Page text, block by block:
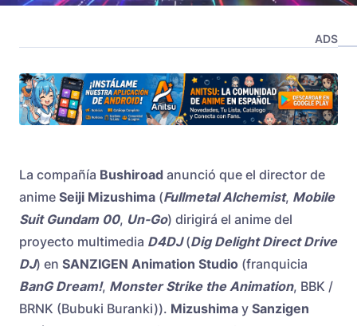
ADS
La compañía Bushiroad anunció que el director de
anime Seiji Mizushima (Fullmetal Alchemist, Mobile
Suit Gundam 00, Un-Go) dirigirá el anime del
proyecto multimedia D4DJ(Dig Delight Direct Drive
DJ) en SANZIGEN Animation Studio (franquicia
BanG Dream!, Monster Strike the Animation, BBK /
BRNK (Bubuki Buranki)). Mizushima y Sanzigen